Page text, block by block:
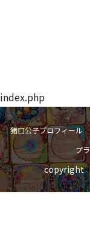
index.php
猪口公子プロフィール
プ
copyright